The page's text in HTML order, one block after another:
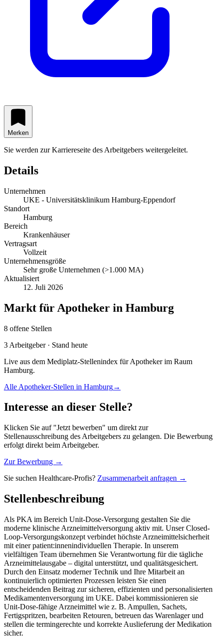
Merken
Sie werden zur Karriereseite des Arbeitgebers weitergeleitet.
Details
Unternehmen
UKE - Universitätsklinikum Hamburg-Eppendorf
Standort
Hamburg
Bereich
Krankenhäuser
Vertragsart
Vollzeit
Unternehmensgröße
Sehr große Unternehmen (>1.000 MA)
Aktualisiert
12. Juli 2026
Markt für Apotheker in Hamburg
8 offene Stellen
3 Arbeitgeber · Stand heute
Live aus dem Mediplatz-Stellenindex fürApothekerim Raum
Hamburg.
Alle Apotheker-Stellen in Hamburg→
Interesse an dieser Stelle?
Klicken Sie auf "Jetzt bewerben" um direkt zur
Stellenausschreibung des Arbeitgebers zu gelangen. Die Bewerbung
erfolgt direkt beim Arbeitgeber.
Zur Bewerbung →
Sie suchen Healthcare-Profis? Zusammenarbeit anfragen →
Stellenbeschreibung
Als PKA im Bereich Unit-Dose-Versorgung gestalten Sie die
moderne klinische Arzneimittelversorgung aktiv mit. Unser Closed-
Loop-Versorgungskonzept verbindet höchste Arzneimittelsicherheit
mit einer patient:innenindividuellen Therapie. In unserem
vielfältigen Team übernehmen Sie Verantwortung für die tägliche
Arzneimittelausgabe – digital unterstützt, und qualitätsgesichert.
Durch den Einsatz moderner Technik und Ihre Mitarbeit an
kontinuierlich optimierten Prozessen leisten Sie einen
entscheidenden Beitrag zur sicheren, effizienten und personalisierten
Medikamentenversorgung im UKE. Dabei kommissionieren sie
Unit-Dose-fähige Arzneimittel wie z. B. Ampullen, Sachets,
Fertigspritzen, bearbeiten Retouren, betreuen das Warenlager und
stellen die termingerechte und korrekte Auslieferung der Medikation
sicher.